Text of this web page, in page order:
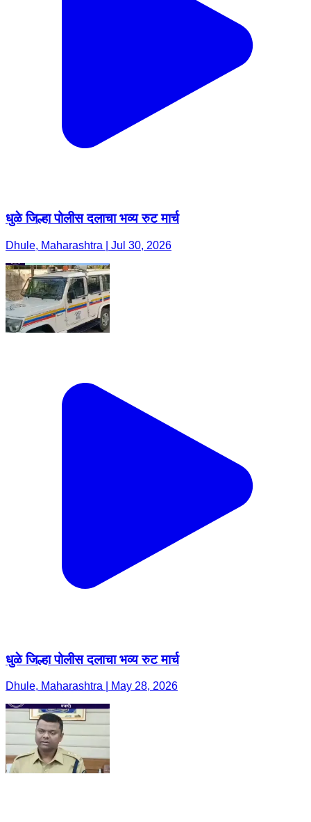
धुळे जिल्हा पोलीस दलाचा भव्य रुट मार्च
Dhule, Maharashtra | Jul 30, 2026
धुळे जिल्हा पोलीस दलाचा भव्य रुट मार्च
Dhule, Maharashtra | May 28, 2026